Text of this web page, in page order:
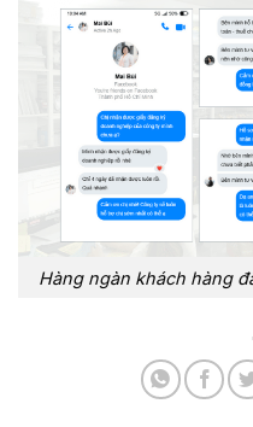
Hàng ngàn khách hàng